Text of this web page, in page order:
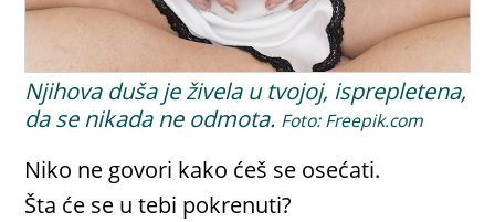
Njihova duša je živela u tvojoj, isprepletena,
da se nikada ne odmota. Foto: Freepik.com
Niko ne govori kako ćeš se osećati.
Šta će se u tebi pokrenuti?